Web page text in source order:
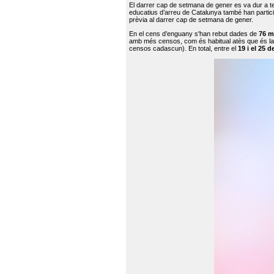
El darrer cap de setmana de gener es va dur a
educatius d’arreu de Catalunya també han
prèvia al darrer cap de setmana de gener.
En el cens d’enguany s'han rebut dades de 76
amb més censos, com és habitual atès que és
censos cadascun). En total, entre el 19 i el 25